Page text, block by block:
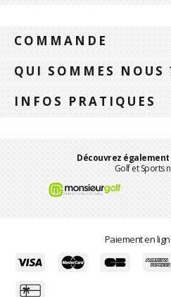
COMMANDE
QUI SOMMES NOUS
INFOS PRATIQUES
Découvrez
Golf et Sports
Paiement en